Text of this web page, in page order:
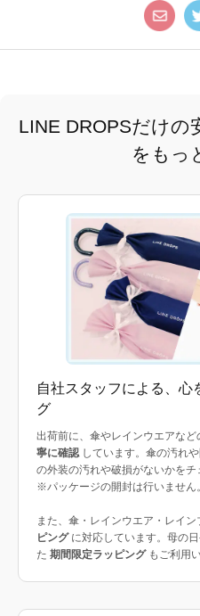
LINE DROPSだけの
をもっ
自社スタッフによる、心
グ
出荷前に、傘やレインウエアなど
寧に確認しています。傘の汚れ
の外装の汚れや破損がないかをチ
※パッケージの開封は行いません。
また、傘・レインウエア・レイ
ピングに対応しています。母の
た 期間限定ラッピングもご利用